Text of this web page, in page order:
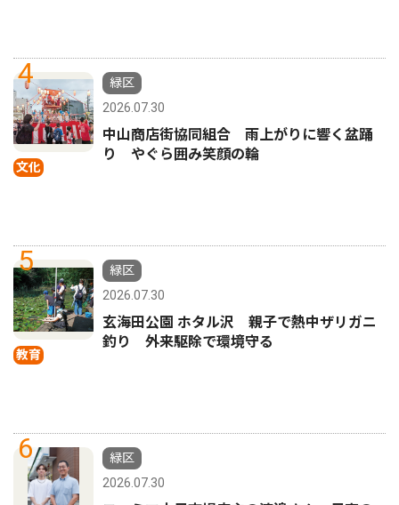
4
文化
緑区
2026.07.30
中山商店街協同組合 雨上がりに響く盆踊
り やぐら囲み笑顔の輪
5
教育
緑区
2026.07.30
玄海田公園 ホタル沢 親子で熱中ザリガニ
釣り 外来駆除で環境守る
6
緑区
2026.07.30